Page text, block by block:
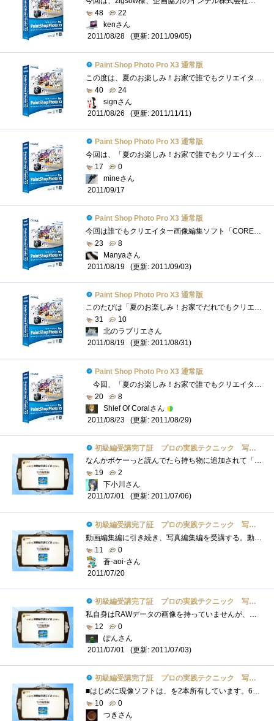
48
22
kenさん
2011/08/28
(更新: 2011/09/05)
Paint Shop Photo Pro X3 通常版
この度は、夏のお楽しみ！お家で誰でもクリエイター！のレビューアーに選出していただきzigsow様、COREL様、DOSPARA様、企画協力のインテル様、関�...
40
24
signさん
2011/08/26
(更新: 2011/11/11)
Paint Shop Photo Pro X3 通常版
今回は、「夏のお楽しみ！お家で誰でもクリエイター！」のレビューアーに選出して頂きました。ありがとうございます。まともに写真を弄るの�...
17
0
mineさん
2011/09/17
Paint Shop Photo Pro X3 通常版
今回は誰でもクリエイター画像編集ソフト「CORELPaintShopPhotoProX3」のプレミアムレビューになります。zigsow様、mousecomputer様、COREL様、並びに関係者�...
23
8
Manyaさん
2011/08/19
(更新: 2011/09/03)
Paint Shop Photo Pro X3 通常版
このたびは「夏のお楽しみ！お家でだれでもクリエイター！」イベントのレビュアーに選んでいただき、ありがとうございます。まずはCOREL様とTSU...
31
10
北のラブリエさん
2011/08/19
(更新: 2011/08/31)
Paint Shop Photo Pro X3 通常版
今回、「夏のお楽しみ！お家で誰でもクリエイター！」のレビューアーとして選出してくださいました、zigsowさま並びにレビューソフトをご提�...
20
8
Shlef Of Coralさん
2011/08/23
(更新: 2011/08/29)
初級編受講完了証 プロの実践テクニック 写真編集編
なんかボケーっと読んでたら持ち物に追加されて「レビュー公開待ち」になっていた。これはネタ振りなのでしょうか？OKネタに走ろう。PaintShopや...
19
2
下小川さん
2011/07/01
(更新: 2011/07/06)
初級編受講完了証 プロの実践テクニック 写真編集編
動画編集編に引き続き、写真編集編を受講する。動画編集編は別途レビューしているためそちらを参照して頂きたい。なお、本品がどういった物�...
11
0
蒼-aoi-さん
2011/07/20
初級編受講完了証 プロの実践テクニック 写真編集編
私自身はRAWデータの画像を持っていませんが、せっかくなので少しレビューらしいことをしてみようと思い、追記をすることにしました。画像と�...
12
0
ぽんさん
2011/07/01
(更新: 2011/07/03)
初級編受講完了証 プロの実践テクニック 写真編集編
■はじめに現像ソフトは、を2本所有しています。64bit対応の５のベータ版が出て近く製品が出てきそうな状況です。画像編集ソフトはいくつかあ�...
10
0
つきさん